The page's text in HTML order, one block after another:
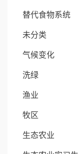
替代食物系统
未分类
气候变化
洗绿
渔业
牧区
生态农业